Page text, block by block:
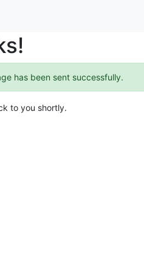
has been sent successfully.
to you shortly.